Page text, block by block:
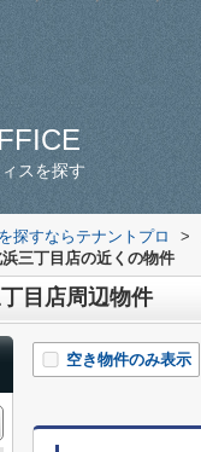
スを探す
探すならテナントプロ >
三丁目店の近くの物件
目店周辺物件
空き物件のみ表示